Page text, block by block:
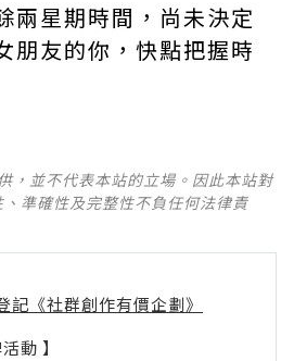
兩星期時間，尚未決定
朋友的你，快點把握時
，並不代表本站的立場。因此本站對
準確性及完整性不負任何法律責
記《社群創作有價企劃》
動 】